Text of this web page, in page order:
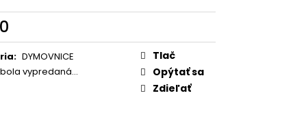
: DYMOVNICE
vypredaná…
Tlač
Opýtať sa
Zdieľať